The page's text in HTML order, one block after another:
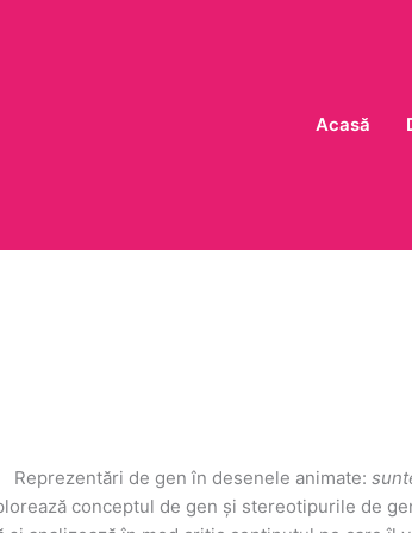
Acasă
Reprezentări de gen în desenele animate:
conceptul de gen și stereotipurile de